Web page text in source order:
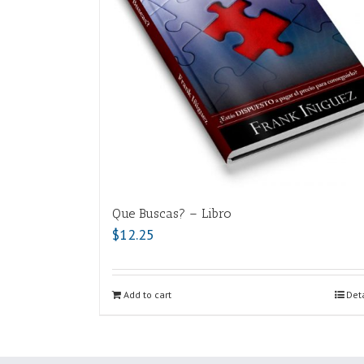
Que Buscas? – Libro
$12.25
Add to cart